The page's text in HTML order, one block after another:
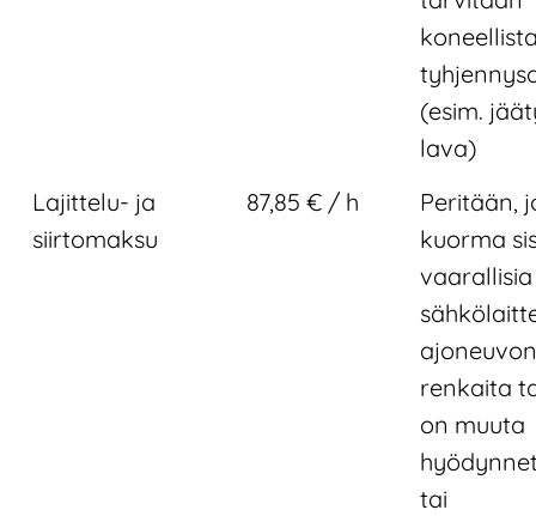
(esim.
lava)
Lajittelu- ja
siirtomaksu
87,85 € / h
Peritään,
kuorma
renkaita
on muuta
tai